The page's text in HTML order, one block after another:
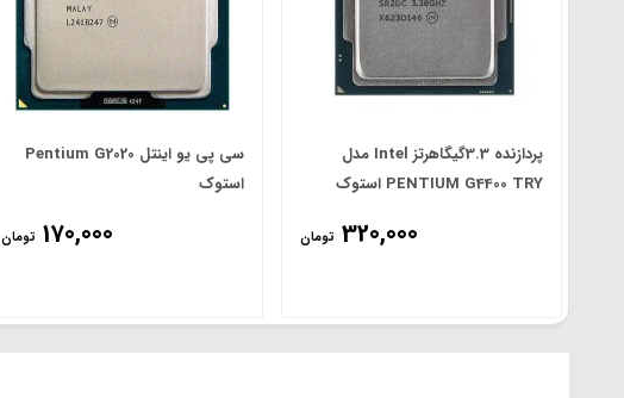
پردازنده 3.3گیگاهرتز Intel مدل
PENTIUM G4400 TRY استوک
320,000 تومان
سی پی یو اینتل Pentium G2020
استوک
170,000 تومان